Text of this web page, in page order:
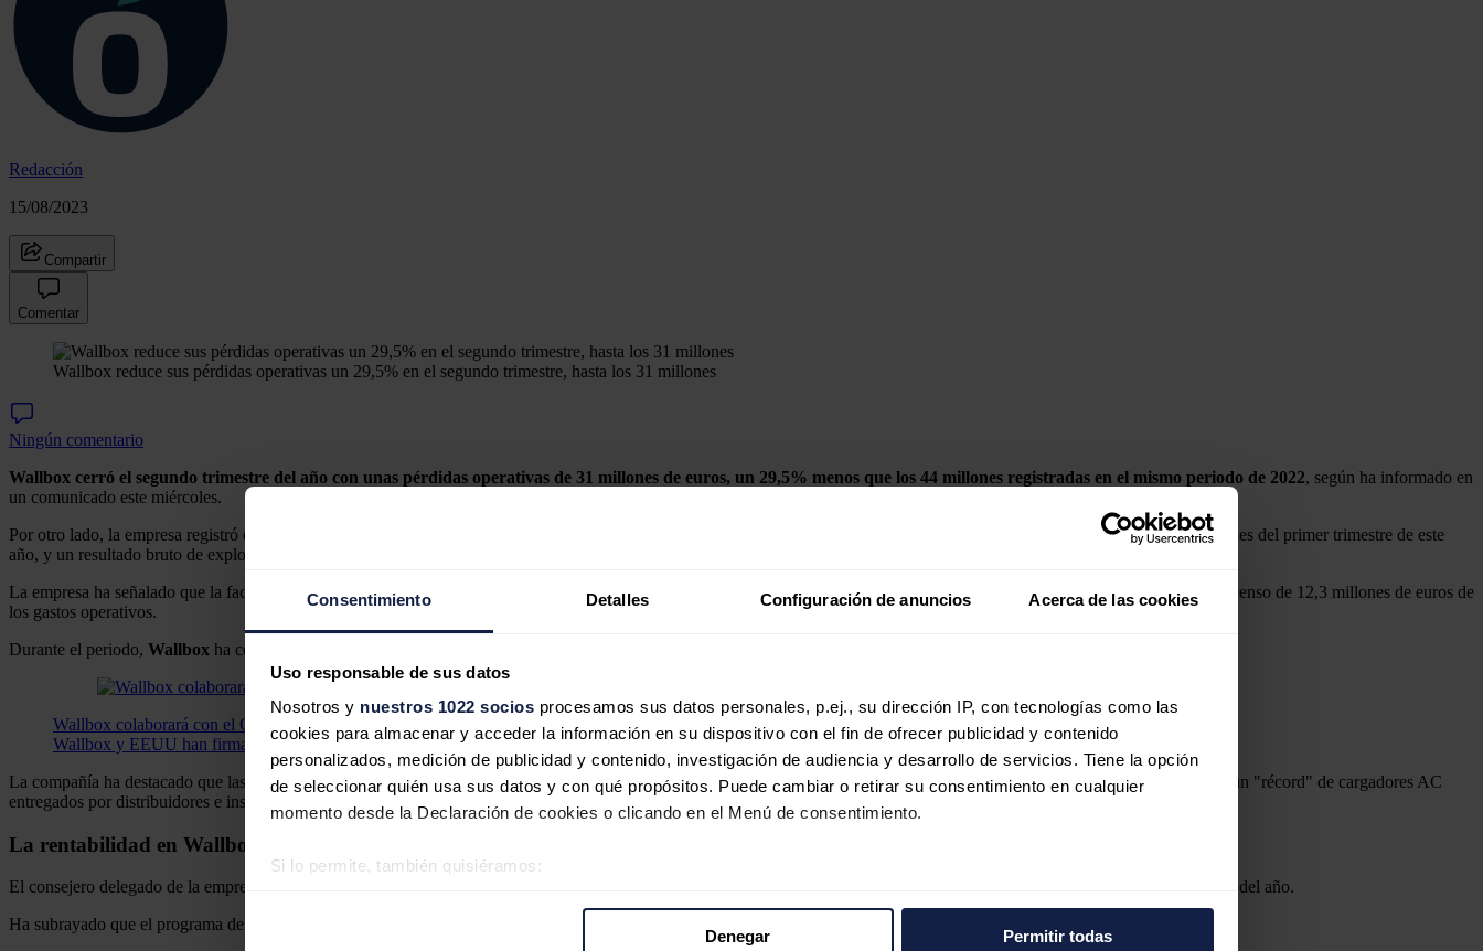
Consentimiento Detalles Configuración de anuncios Acerca de las cookies
Uso responsable de sus datos
Nosotros y nuestros 1022 socios procesamos sus datos personales, p.ej., su dirección IP, con tecnologías como las
cookies para almacenar y acceder la información en su dispositivo con el fin de ofrecer publicidad y contenido
personalizados, medición de publicidad y contenido, investigación de audiencia y desarrollo de servicios. Tiene la opción
de seleccionar quién usa sus datos y con qué propósitos. Puede cambiar o retirar su consentimiento en cualquier
momento desde la Declaración de cookies o clicando en el Menú de consentimiento.
Si lo permite, también quisiéramos:
Denegar Permitir todas
Redacción
15/08/2023
Compartir
Comentar
Wallbox reduce sus pérdidas operativas un 29,5% en el segundo trimestre, hasta los 31 millones
Ningún comentario
Wallbox cerró el segundo trimestre del año con unas pérdidas operativas de 31 millones de euros, un 29,5% menos que los 44 millones registradas en el mismo periodo de 2022, según ha informado en
un comunicado este miércoles.
Por otro lado, la empresa registró en el segundo trimestre unos
que en el mismo periodo de 2022 e inferior a los 35,1 millones del primer trimestre de este
año, y un resultado bruto de explotación (Ebitda) ajustado de 21,2 millones negativos, frente a los 20,64 millones negativos del mismo periodo de 2022.
La empresa ha señalado que la facturación ha tenido un impacto de 1,8 millones debido a devoluciones y ha señalado que "continúa su plan de reducción de costes", con un descenso de 12,3 millones de euros de
los gastos operativos.
Durante el periodo, Wallbox ha cerrado una ampliación de capital de 56 millones de euros y la posición de caja a 30 de junio era de 111 millones.
Wallbox colaborará con el Gobierno de EEUU para impulsar la carga bidireccional
Wallbox y EEUU han firmado un convenio para impulsar la carga bidireccional utilizando las baterías de los coches eléctricos.
La compañía ha destacado que las ventas enEstados Unidosaumentaron un 67% interanual y que entregó 350 unidades del cargador Supernova, un 700% más, y que registró un "récord" de cargadores AC
entregados por distribuidores e instaladores, con un 18% más que un año atrás.
La rentabilidad en Wallbox
El consejero delegado de la empresa,
, ha destacado la "resistencia" del negocio a pesar de los retos a los que ha hecho frente la empresa en el segundo trimestre del año.
Ha subrayado que el programa de reestructuración de costes anunciado por la empresa "está permitiendo un apalancamiento operativo significativo en todo el negocio".